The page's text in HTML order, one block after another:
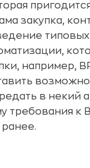
закупка,
типовых
например,
в некий
требования к